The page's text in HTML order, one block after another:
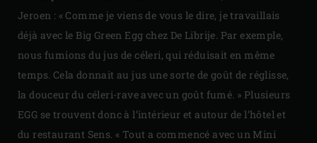
Jeroen : « Comme je viens de vous le dire, je travaillais
déjà avec le Big Green Egg chez De Librije. Par exemple,
nous fumions du jus de céleri, qui réduisait en même
temps. Cela donnait au jus une sorte de goût de réglisse,
la douceur du céleri-rave avec un goût fumé. » Plusieurs
EGG se trouvent donc à l’intérieur et autour de l’hôtel et
du restaurant Sens. « Tout a commencé avec un Mini